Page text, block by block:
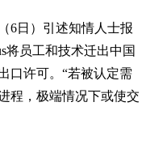
6日）引述知情人士报
将员工和技术迁出中国
口许可。“若被认定需
程，极端情况下或使交